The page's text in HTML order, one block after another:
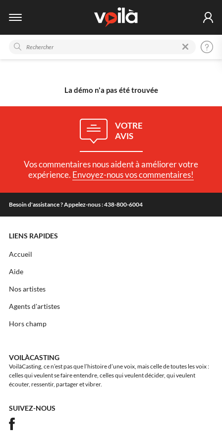
La démo n'a pas été trouvée
VOTRE
AVIS
Vos commentaires nous aident à améliorer votre
expérience. Envoyez-nous vos commentaires!
Besoin d'assistance ? Appelez-nous : 438-800-6004
LIENS RAPIDES
Accueil
Aide
Nos artistes
Agents d'artistes
Hors champ
VOILÀCASTING
VoilàCasting, ce n’est pas que l’histoire d’une voix, mais celle de toutes les voix :
celles qui veulent se faire entendre, celles qui veulent décider, qui veulent
écouter, ressentir, partager et vibrer.
SUIVEZ-NOUS